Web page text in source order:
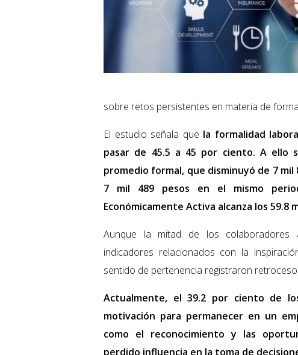
sobre retos persistentes en materia de
El estudio señala que la formalidad
pasar de 45.5 a 45 por ciento. A ello
promedio formal, que disminuyó de 7
7 mil 489 pesos en el mismo
Económicamente Activa alcanza los 59.8
Aunque la mitad de los colaboradores
indicadores relacionados con la
sentido de pertenencia registraron
Actualmente, el 39.2 por ciento de
motivación para permanecer en un
como el reconocimiento y las
perdido influencia en la toma de